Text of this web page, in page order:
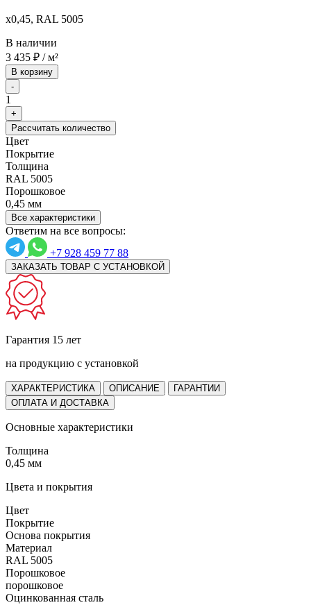
x0,45, RAL 5005
В наличии
3 435 ₽ / м²
В корзину
-
1
+
Рассчитать количество
Цвет
Покрытие
Толщина
RAL 5005
Порошковое
0,45 мм
Все характеристики
Ответим на все вопросы:
+7 928 459 77 88
ЗАКАЗАТЬ ТОВАР С УСТАНОВКОЙ
Гарантия 15 лет
на продукцию с установкой
ХАРАКТЕРИСТИКА ОПИСАНИЕ
ГАРАНТИИ
ОПЛАТА И ДОСТАВКА
Основные характеристики
Толщина
0,45 мм
Цвета и покрытия
Цвет
Покрытие
Основа покрытия
Материал
RAL 5005
Порошковое
порошковое
Оцинкованная сталь